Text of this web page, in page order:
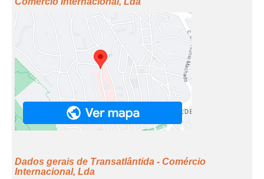
Dados gerais de Transatlântida - Comércio
Internacional, Lda